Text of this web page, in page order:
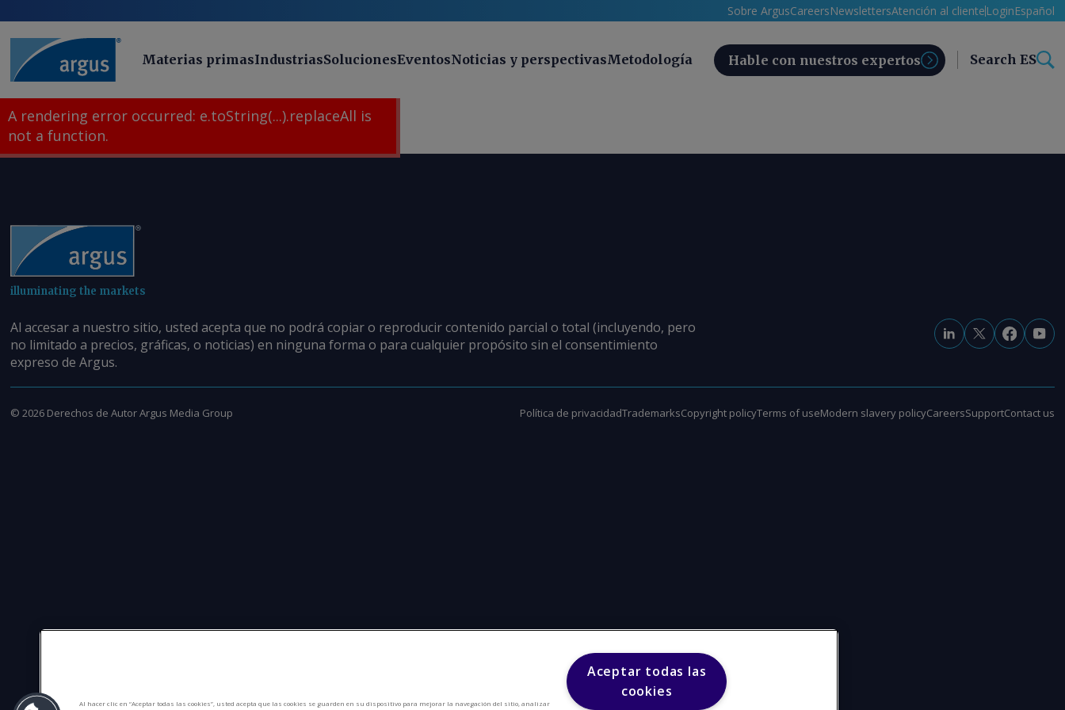
Sobre ArgusCareersNewslettersAtención al cliente LoginEspañol
Materias primasIndustriasSolucionesEventosNoticias y perspectivasMetodología Hable con nuestros expertos Search ES
A rendering error occurred: e.toString(...).replaceAll is
not a function.
illuminating the markets
Al accesar a nuestro sitio, usted acepta que no podrá copiar o reproducir contenido parcial o total (incluyendo, pero
no limitado a precios, gráficas, o noticias) en ninguna forma o para cualquier propósito sin el consentimiento
expreso de Argus.
© 2026 Derechos de Autor Argus Media Group Política de privacidadTrademarksCopyright policyTerms of useModern slavery policyCareersSupportContact us
Al hacer clic en “Aceptar todas las cookies”, usted acepta que las cookies se guarden en su dispositivo para mejorar la navegación del sitio, analizar
Aceptar todas las
cookies